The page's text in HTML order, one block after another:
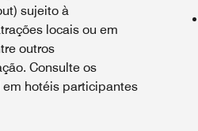
sujeito à
locais ou em
outros
Consulte os
hotéis participantes